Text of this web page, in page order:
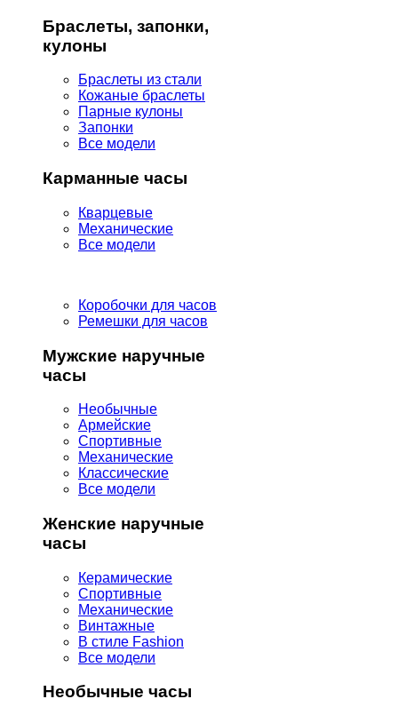
Браслеты, запонки,
кулоны
Браслеты из стали
Кожаные браслеты
Парные кулоны
Запонки
Все модели
Карманные часы
Кварцевые
Механические
Все модели
Коробочки для часов
Ремешки для часов
Мужские наручные
часы
Необычные
Армейские
Спортивные
Механические
Классические
Все модели
Женские наручные
часы
Керамические
Спортивные
Механические
Винтажные
В стиле Fashion
Все модели
Необычные часы